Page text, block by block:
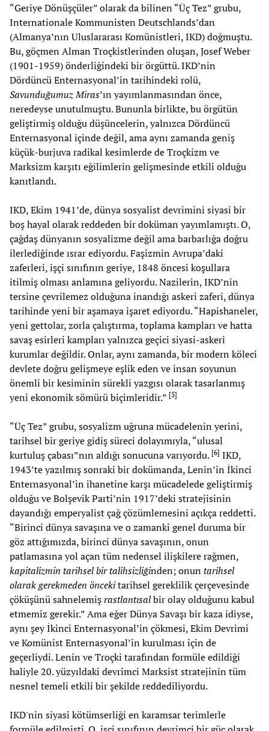
“Geriye Dönüşçüler” olarak da bilinen “Üç Tez” grubu,
Internationale Kommunisten Deutschlands’dan
(Almanya’nın Uluslararası Komünistleri, IKD) doğmuştu.
Bu, göçmen Alman Troçkistlerinden oluşan, Josef Weber
(1901-1959) önderliğindeki bir örgüttü. IKD’nin
Dördüncü Enternasyonal’in tarihindeki rolü,
Savunduğumuz Miras’ın yayımlanmasından önce,
neredeyse unutulmuştu. Bununla birlikte, bu örgütün
geliştirmiş olduğu düşüncelerin, yalnızca Dördüncü
Enternasyonal içinde değil, ama aynı zamanda geniş
küçük-burjuva radikal kesimlerde de Troçkizm ve
Marksizm karşıtı eğilimlerin gelişmesinde etkili olduğu
kanıtlandı.
IKD, Ekim 1941’de, dünya sosyalist devrimini siyasi bir
boş hayal olarak reddeden bir doküman yayımlamıştı. O,
çağdaş dünyanın sosyalizme değil ama barbarlığa doğru
ilerlediğinde ısrar ediyordu. Faşizmin Avrupa’daki
zaferleri, işçi sınıfının geriye, 1848 öncesi koşullara
itilmiş olması anlamına geliyordu. Nazilerin, IKD’nin
tersine çevrilemez olduğuna inandığı askeri zaferi, dünya
tarihinde yeni bir aşamaya işaret ediyordu. “Hapishaneler,
yeni gettolar, zorla çalıştırma, toplama kampları ve hatta
savaş esirleri kampları yalnızca geçici siyasi-askeri
kurumlar değildir. Onlar, aynı zamanda, bir modern köleci
devlete doğru gelişmeye eşlik eden ve insan soyunun
önemli bir kesiminin sürekli yazgısı olarak tasarlanmış
yeni ekonomik sömürü biçimleridir.” [5]
“Üç Tez” grubu, sosyalizm uğruna mücadelenin yerini,
tarihsel bir geriye gidiş süreci dolayımıyla, “ulusal
kurtuluş çabası”nın aldığı sonucuna varıyordu. [6] IKD,
1943’te yazılmış sonraki bir dokümanda, Lenin’in İkinci
Enternasyonal’in ihanetine karşı mücadelede geliştirmiş
olduğu ve Bolşevik Parti’nin 1917’deki stratejisinin
dayandığı emperyalist çağ çözümlemesini açıkça reddetti.
“Birinci dünya savaşına ve o zamanki genel duruma bir
göz attığımızda, birinci dünya savaşının, onun
patlamasına yol açan tüm nedensel ilişkilere rağmen,
kapitalizmin tarihsel bir talihsizliğinden; onuntarihsel
olarak gerekmeden öncekitarihsel gereklilik çerçevesinde
çöküşünü sahnelemişrastlantısalbir olay olduğunu kabul
etmemiz gerekir.” Ama eğer Dünya Savaşı bir kaza idiyse,
aynı şey İkinci Enternasyonal’in çökmesi, Ekim Devrimi
ve Komünist Enternasyonal’in kurulması için de
geçerliydi. Lenin ve Troçki tarafından formüle edildiği
haliyle 20. yüzyıldaki devrimci Marksist stratejinin tüm
nesnel temeli etkili bir şekilde reddediliyordu.
IKD'nin siyasi kötümserliği en karamsar terimlerle